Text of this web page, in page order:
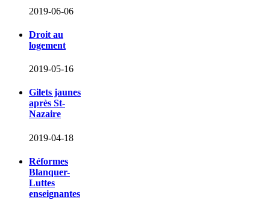
2019-06-06
Droit au
logement
2019-05-16
Gilets jaunes
après St-
Nazaire
2019-04-18
Réformes
Blanquer-
Luttes
enseignantes